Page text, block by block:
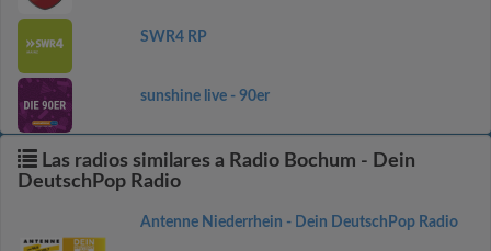
SWR4 RP
sunshine live - 90er
Las radios similares a Radio Bochum - Dein
DeutschPop Radio
Antenne Niederrhein - Dein DeutschPop Radio